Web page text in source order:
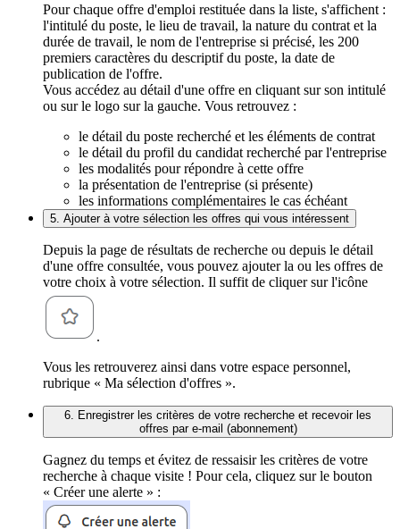
Pour chaque offre d'emploi restituée dans la liste, s'affichent :
l'intitulé du poste, le lieu de travail, la nature du contrat et la
durée de travail, le nom de l'entreprise si précisé, les 200
premiers caractères du descriptif du poste, la date de
publication de l'offre.
Vous accédez au détail d'une offre en cliquant sur son intitulé
ou sur le logo sur la gauche. Vous retrouvez :
le détail du poste recherché et les éléments de contrat
le détail du profil du candidat recherché par l'entreprise
les modalités pour répondre à cette offre
la présentation de l'entreprise (si présente)
les informations complémentaires le cas échéant
5. Ajouter à votre sélection les offres qui vous intéressent
Depuis la page de résultats de recherche ou depuis le détail
d'une offre consultée, vous pouvez ajouter la ou les offres de
votre choix à votre sélection. Il suffit de cliquer sur l'icône
.
Vous les retrouverez ainsi dans votre espace personnel,
rubrique « Ma sélection d'offres ».
6. Enregistrer les critères de votre recherche et recevoir les
offres par e-mail (abonnement)
Gagnez du temps et évitez de ressaisir les critères de votre
recherche à chaque visite ! Pour cela, cliquez sur le bouton
« Créer une alerte » :